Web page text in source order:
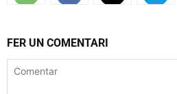
FER UN COMENTARI